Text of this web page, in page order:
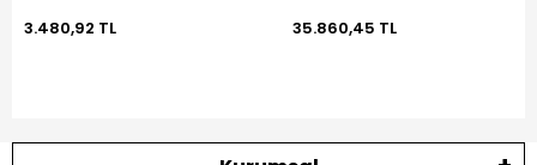
3.480,92 TL
35.860,45 TL